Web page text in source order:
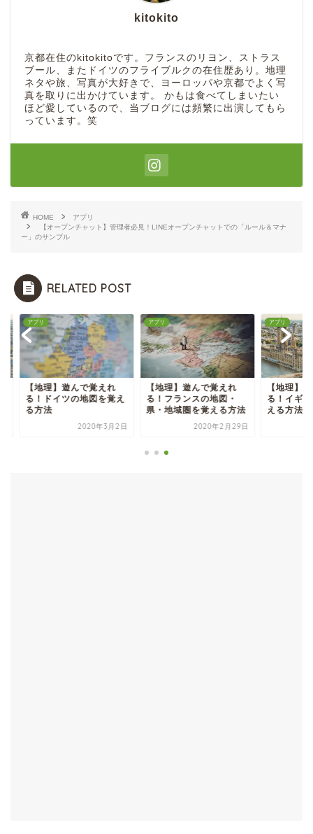
kitokito
京都在住のkitokitoです。フランスのリヨン、ストラス
ブール、またドイツのフライブルクの在住歴あり。地理
ネタや旅、写真が大好きで、ヨーロッパや京都でよく写
真を取りに出かけています。 かもは食べてしまいたい
ほど愛しているので、当ブログには頻繁に出演してもら
っています。笑
HOME
アプリ
【オープンチャット】管理者必見！LINEオープンチャットでの「ルール＆マナ
ー」のサンプル
RELATED POST
理】遊んで覚えれ
ドイツの地図を覚え
2020年3月2日
【地理】遊んで覚えれ
る！フランスの地図・
県・地域圏を覚える方法
2020年2月29日
アプリ
【地理】遊んで覚え
る！イギリスの地図
える方法